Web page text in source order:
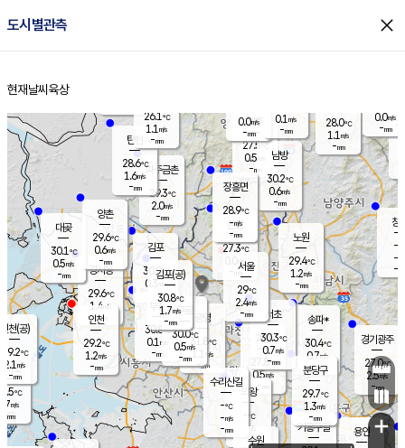
도시별관측 close
홈
현재날씨 육상
의도
℃
m/s
mm
양주
27.5℃
0.5
-mm
과천
27.8℃
0.5m/s
- mm
용인
경기광주
27.0℃
2.5m/s
-mm
경서동
29.6℃
1.4 m/s
-mm
파주금촌
29.3℃
2.0m/s
-mm
28.0℃
1.1 m/s
-mm
대곶
30.1℃
0.5m/s
-mm
창
-
-m/
-
탄현
28.6℃
1.6m/s
-mm
0.0m/s
-mm
의왕
- ℃
m/s
mm
김포
30.0℃
0.3 m/s
mm
광명
31.8 ℃
1.1 m/s
-mm
부천
30.8℃
0.1 m/s
-mm
양촌
29.6℃
0.6m/s
-mm
구로
30.0℃
0.5m/s
-mm
은평
27.3℃
0.0 m/s
- mm
노원
29.4℃
1.2m/s
-mm
송파*
30.4℃
0.7m/s
-mm
서초
30.3℃
0.7m/s
-mm
남방
30.2℃
0.6m/s
-mm
기흥구갈
수리산길
-℃
-m/s
-mm
분당구
29.7℃
1.3m/s
-mm
장흥면
28.9℃
-m/s
-mm
0.0m/s
-mm
인천(공)
29.2℃
2.1 m/s
-mm
김포(공)
30.8℃
1.7m/s
-mm
수원
인천
29.2℃
1.2m/s
-mm
서울
29℃
2.4m/s
-mm
26.1℃
1.1 m/s
-mm
0.1 m/s
-mm
+